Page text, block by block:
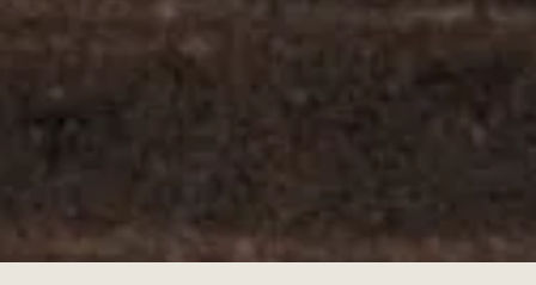
Desenvolvido por
Gig & Grow Studio